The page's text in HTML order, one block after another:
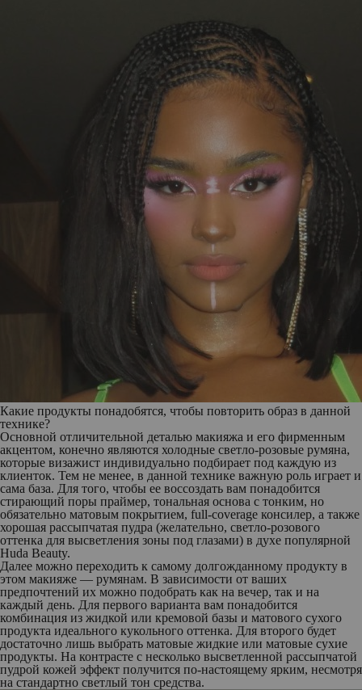
Какие продукты понадобятся, чтобы повторить образ в данной
технике?
Основной отличительной деталью макияжа и его фирменным
акцентом, конечно являются холодные светло-розовые румяна,
которые визажист индивидуально подбирает под каждую из
клиенток. Тем не менее, в данной технике важную роль играет и
сама база. Для того, чтобы ее воссоздать вам понадобится
стирающий поры праймер, тональная основа с тонким, но
обязательно матовым покрытием, full-coverage консилер, а также
хорошая рассыпчатая пудра (желательно, светло-розового
оттенка для высветления зоны под глазами) в духе популярной
Huda Beauty.
Далее можно переходить к самому долгожданному продукту в
этом макияже — румянам. В зависимости от ваших
предпочтений их можно подобрать как на вечер, так и на
каждый день. Для первого варианта вам понадобится
комбинация из жидкой или кремовой базы и матового сухого
продукта идеального кукольного оттенка. Для второго будет
достаточно лишь выбрать матовые жидкие или матовые сухие
продукты. На контрасте с несколько высветленной рассыпчатой
пудрой кожей эффект получится по-настоящему ярким, несмотря
на стандартно светлый тон средства.